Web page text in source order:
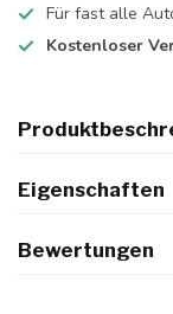
Für fast alle
Kostenloser
Eigenschaften
Bewertungen